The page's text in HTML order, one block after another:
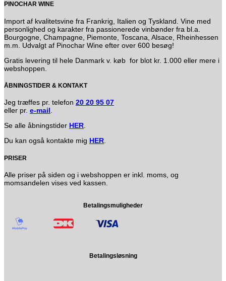
PINOCHAR WINE
Import af kvalitetsvine fra Frankrig, Italien og Tyskland. Vine med
personlighed og karakter fra passionerede vinbønder fra bl.a.
Bourgogne, Champagne, Piemonte, Toscana, Alsace, Rheinhessen
m.m. Udvalgt af Pinochar Wine efter over 600 besøg!
Gratis levering til hele Danmark v. køb for blot kr. 1.000 eller mere i
webshoppen.
ÅBNINGSTIDER & KONTAKT
Jeg træffes pr. telefon 20 20 95 07
eller pr. e-mail.
Se alle åbningstider HER.
Du kan også kontakte mig HER.
PRISER
Alle priser på siden og i webshoppen er inkl. moms, og
momsandelen vises ved kassen.
Betalingsmuligheder
Betalingsløsning